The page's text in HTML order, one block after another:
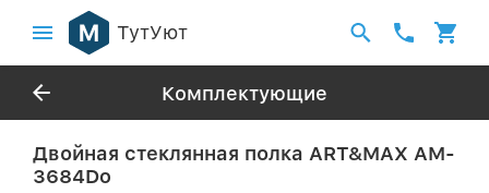
ТутУют
Комплектующие
Двойная стеклянная полка ART&MAX AM-
3684Do